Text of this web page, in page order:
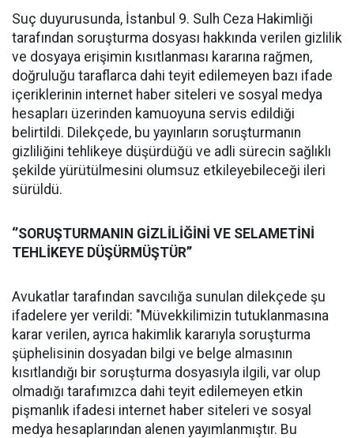
Suç duyurusunda, İstanbul 9. Sulh Ceza Hakimliği
tarafından soruşturma dosyası hakkında verilen gizlilik
ve dosyaya erişimin kısıtlanması kararına rağmen,
doğruluğu taraflarca dahi teyit edilemeyen bazı ifade
içeriklerinin internet haber siteleri ve sosyal medya
hesapları üzerinden kamuoyuna servis edildiği
belirtildi. Dilekçede, bu yayınların soruşturmanın
gizliliğini tehlikeye düşürdüğü ve adli sürecin sağlıklı
şekilde yürütülmesini olumsuz etkileyebileceği ileri
sürüldü.
‘’SORUŞTURMANIN GİZLİLİĞİNİ VE SELAMETİNİ
TEHLİKEYE DÜŞÜRMÜŞTÜR’’
Avukatlar tarafından savcılığa sunulan dilekçede şu
ifadelere yer verildi: "Müvekkilimizin tutuklanmasına
karar verilen, ayrıca hakimlik kararıyla soruşturma
şüphelisinin dosyadan bilgi ve belge almasının
kısıtlandığı bir soruşturma dosyasıyla ilgili, var olup
olmadığı tarafımızca dahi teyit edilemeyen etkin
pişmanlık ifadesi internet haber siteleri ve sosyal
medya hesaplarından alenen yayımlanmıştır. Bu